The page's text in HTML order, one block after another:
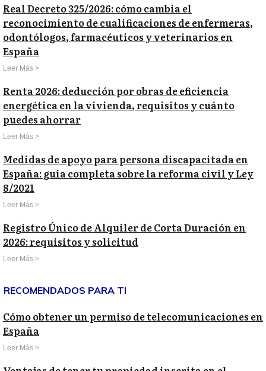
Real Decreto 325/2026: cómo cambia el
reconocimiento de cualificaciones de enfermeras,
odontólogos, farmacéuticos y veterinarios en
España
Leer Más >
Renta 2026: deducción por obras de eficiencia
energética en la vivienda, requisitos y cuánto
puedes ahorrar
Leer Más >
Medidas de apoyo para persona discapacitada en
España: guía completa sobre la reforma civil y Ley
8/2021
Leer Más >
Registro Único de Alquiler de Corta Duración en
2026: requisitos y solicitud
Leer Más >
RECOMENDADOS PARA TI
Cómo obtener un permiso de telecomunicaciones en
España
Leer Más >